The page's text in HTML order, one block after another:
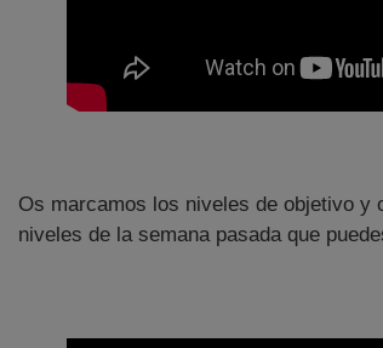
Os marcamos los niveles de objetivo y
niveles de la semana pasada que